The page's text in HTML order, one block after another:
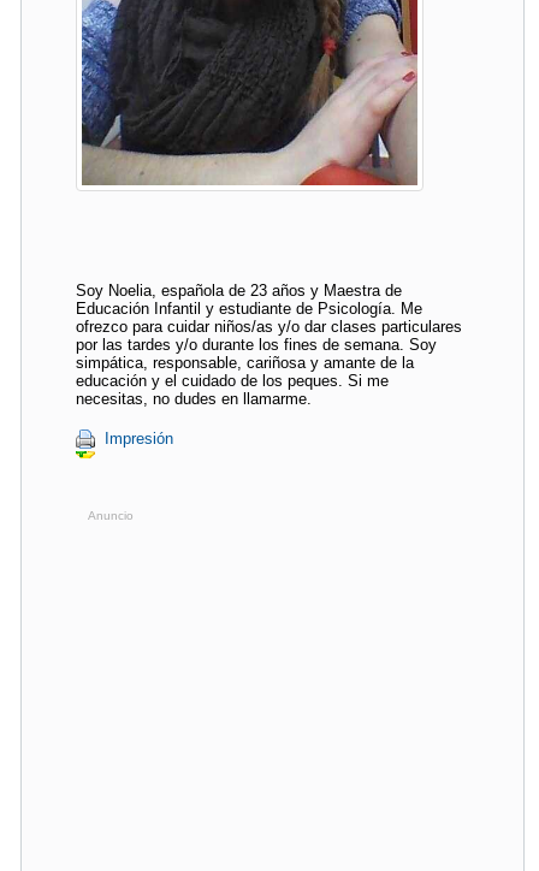
Soy Noelia, española de 23 años y Maestra de
Educación Infantil y estudiante de Psicología. Me
ofrezco para cuidar niños/as y/o dar clases particulares
por las tardes y/o durante los fines de semana. Soy
simpática, responsable, cariñosa y amante de la
educación y el cuidado de los peques. Si me
necesitas, no dudes en llamarme.
Impresión
Anuncio